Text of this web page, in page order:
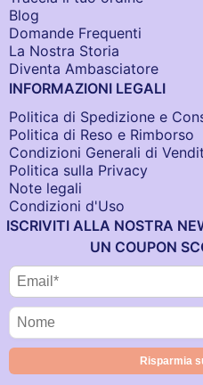
Blog
Domande Frequenti
La Nostra Storia
Diventa Ambasciatore
INFORMAZIONI LEGALI
Politica di Spedizione e
Politica di Reso e Rimborso
Condizioni Generali di
Politica sulla Privacy
Note legali
Condizioni d'Uso
ISCRIVITI ALLA NOSTRA
UN COUPON